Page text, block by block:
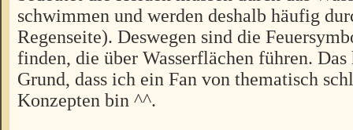
schwimmen und werden deshalb häufig
Regenseite). Deswegen sind die
finden, die über Wasserflächen führen. Das
Grund, dass ich ein Fan von thematisch
Konzepten bin ^^.